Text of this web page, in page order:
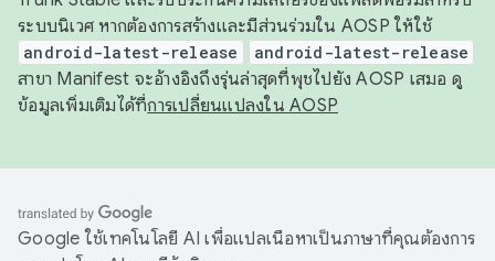
ระบบนิเวศ หากต้องการสร้างและมีส่วนร่วมใน AOSP ให้ใช้
android-latest-release android-latest-release
สาขา Manifest จะอ้างอิงถึงรุ่นล่าสุดที่พุชไปยัง AOSP เสมอ ดู
ข้อมูลเพิ่มเติมได้ที่การเปลี่ยนแปลงใน AOSP
Google ใช้เทคโนโลยี AI เพื่อแปลเนื้อหาเป็นภาษาที่คุณต้องการ